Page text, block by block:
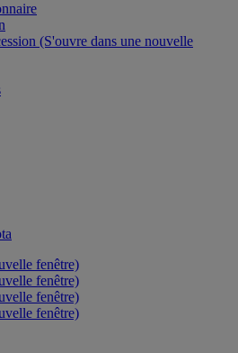
(S'ouvre dans une nouvelle
fenêtre)
fenêtre)
fenêtre)
fenêtre)